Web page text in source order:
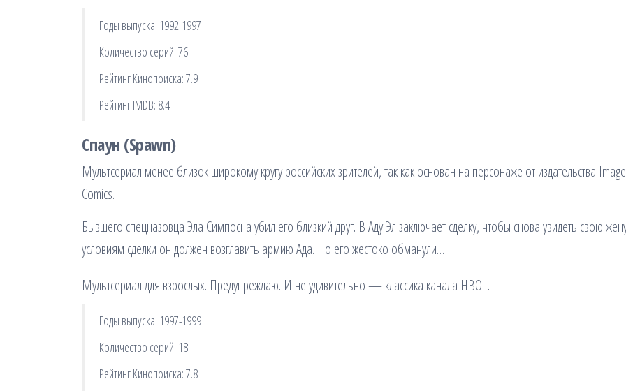
Годы выпуска: 1992-1997
Количество серий: 76
Рейтинг Кинопоиска: 7.9
Рейтинг IMDB: 8.4
Спаун (Spawn)
Мультсериал менее близок широкому кругу российских зрителей, так как основан на персонаже от издательства Image
Comics.
Бывшего спецназовца Эла Симпосна убил его близкий друг. В Аду Эл заключает сделку, чтобы снова увидеть свою
условиям сделки он должен возглавить армию Ада. Но его жестоко обманули…
Мультсериал для взрослых. Предупреждаю. И не удивительно — классика канала HBO…
Годы выпуска: 1997-1999
Количество серий: 18
Рейтинг Кинопоиска: 7.8